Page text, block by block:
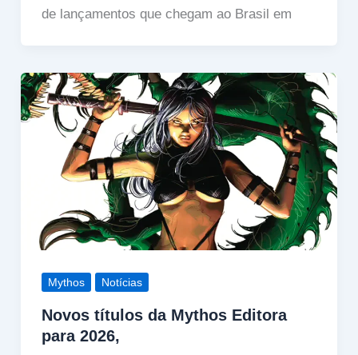
de lançamentos que chegam ao Brasil em
Mythos Notícias
Novos títulos da Mythos Editora
para 2026,